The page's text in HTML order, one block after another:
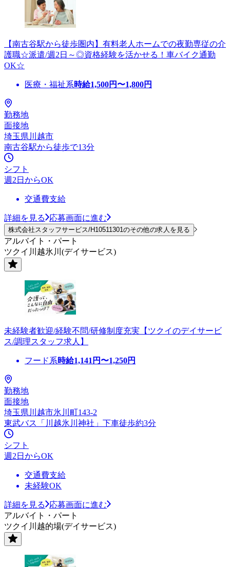
【南古谷駅から徒歩圏内】有料老人ホームでの夜勤専従の介
護職☆派遣/週2日～◎資格経験を活かせる！車バイク通勤
OK☆
医療・福祉系時給1,500円〜1,800円
勤務地
面接地
埼玉県川越市
南古谷駅から徒歩で13分
シフト
週2日からOK
交通費支給
詳細を見る 応募画面に進む
株式会社スタッフサービス/H10511301のその他の求人を見る
アルバイト・パート
ツクイ川越氷川(デイサービス)
未経験者歓迎/経験不問/研修制度充実【ツクイのデイサービ
ス/調理スタッフ求人】
フード系時給1,141 円〜1,250円
勤務地
面接地
埼玉県川越市氷川町143-2
東武バス「川越氷川神社」下車徒歩約3分
シフト
週2日からOK
交通費支給
未経験OK
詳細を見る
応募画面に進む
アルバイト・パート
ツクイ川越的場(デイサービス)